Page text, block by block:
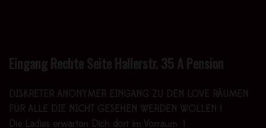
Eingang Rechte Seite Hallerstr. 35 A Pension
DISKRETER ANONYMER EINGANG ZU DEN LOVE RÄUMEN
FÜR ALLE DIE NICHT GESEHEN WERDEN WOLLEN !
Die Ladies erwarten Dich dort im Vorraum !